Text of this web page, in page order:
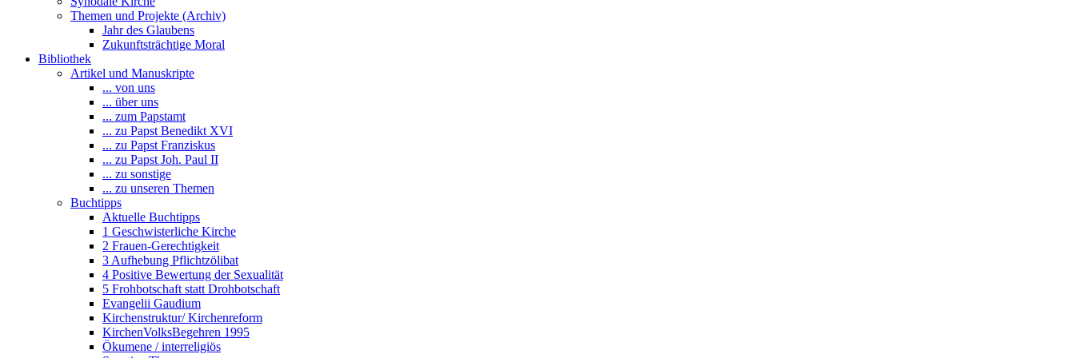
Themen und Projekte (Archiv)
Jahr des Glaubens
Zukunftsträchtige Moral
Bibliothek
Artikel und Manuskripte
... von uns
... über uns
... zum Papstamt
... zu Papst Benedikt XVI
... zu Papst Franziskus
... zu Papst Joh. Paul II
... zu sonstige
... zu unseren Themen
Buchtipps
Aktuelle Buchtipps
1 Geschwisterliche Kirche
2 Frauen-Gerechtigkeit
3 Aufhebung Pflichtzölibat
4 Positive Bewertung der Sexualität
5 Frohbotschaft statt Drohbotschaft
Evangelii Gaudium
Kirchenstruktur/ Kirchenreform
KirchenVolksBegehren 1995
Ökumene / interreligiös